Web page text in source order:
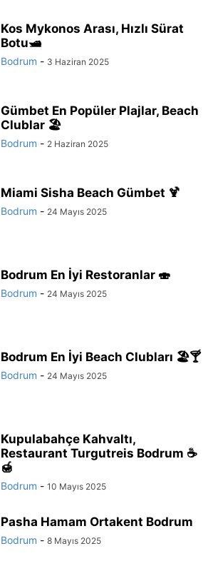
Kos Mykonos Arası, Hızlı Sürat
Botu🛥️
Bodrum - 3 Haziran 2025
Gümbet En Popüler Plajlar, Beach
Clublar 🏖️
Bodrum - 2 Haziran 2025
Miami Sisha Beach Gümbet 🍹
Bodrum - 24 Mayıs 2025
Bodrum En İyi Restoranlar 🍣
Bodrum - 24 Mayıs 2025
Bodrum En İyi Beach Clubları 🏖️🍸
Bodrum - 24 Mayıs 2025
Kupulabahçe Kahvaltı,
Restaurant Turgutreis Bodrum ☕
🍯
Bodrum - 10 Mayıs 2025
Pasha Hamam Ortakent Bodrum
Bodrum - 8 Mayıs 2025